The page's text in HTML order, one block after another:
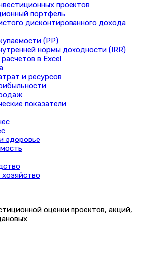
проектов
портфель
дисконтированного дохода
(PP)
нормы доходности (IRR)
в Excel
и ресурсов
показатели
здоровье
хозяйство
оценки проектов, акций,